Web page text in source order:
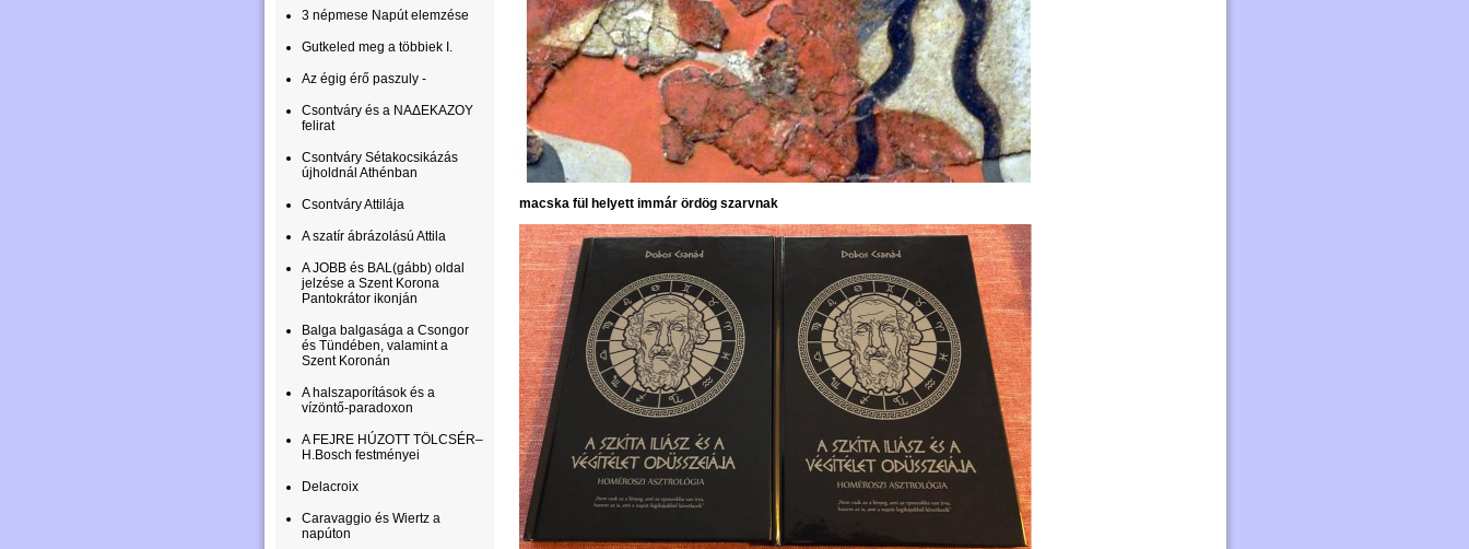
3 népmese Napút elemzése
Gutkeled meg a többiek I.
Az égig érő paszuly -
Csontváry és a ΝΑΔΕΚΑΖΟΥ
felirat
Csontváry Sétakocsikázás
újholdnál Athénban
Csontváry Attilája
A szatír ábrázolású Attila
A JOBB és BAL(gább) oldal
jelzése a Szent Korona
Pantokrátor ikonján
Balga balgasága a Csongor
és Tündében, valamint a
Szent Koronán
A halszaporítások és a
vízöntő-paradoxon
A FEJRE HÚZOTT TÖLCSÉR–
H.Bosch festményei
Delacroix
Caravaggio és Wiertz a
napúton
macska fül helyett immár ördög szarvnak